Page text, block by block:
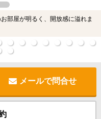
部屋が明るく、開放感に溢れま
メールで問合せ